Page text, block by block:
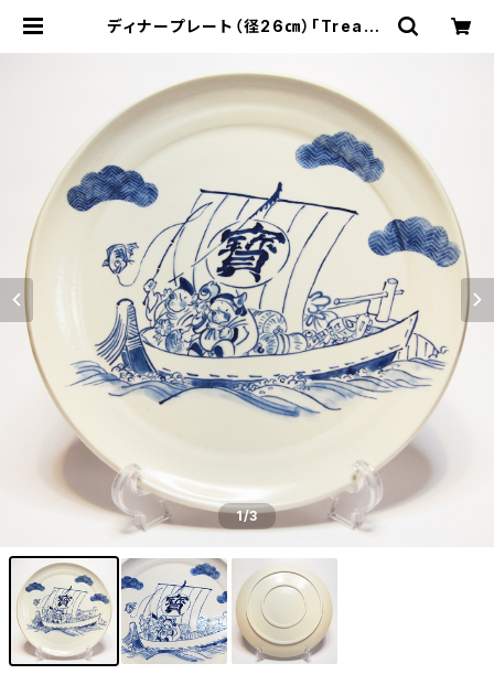
ディナープレート（径26㎝）「Treasu
1/3